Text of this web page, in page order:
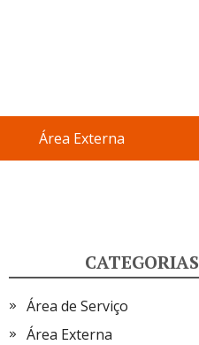
Área Externa
CATEGORIAS
Área de Serviço
Área Externa